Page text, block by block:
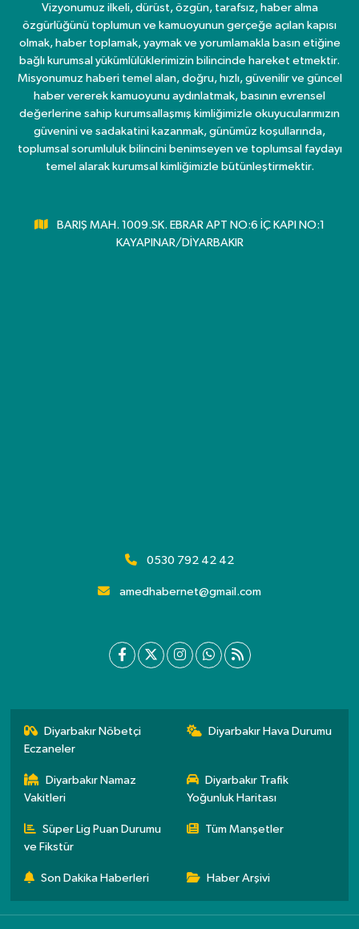
Vizyonumuz ilkeli, dürüst, özgün, tarafsız, haber alma
özgürlüğünü toplumun ve kamuoyunun gerçeğe açılan kapısı
olmak, haber toplamak, yaymak ve yorumlamakla basın etiğine
bağlı kurumsal yükümlülüklerimizin bilincinde hareket etmektir.
Misyonumuz haberi temel alan, doğru, hızlı, güvenilir ve güncel
haber vererek kamuoyunu aydınlatmak, basının evrensel
değerlerine sahip kurumsallaşmış kimliğimizle okuyucularımızın
güvenini ve sadakatini kazanmak, günümüz koşullarında,
toplumsal sorumluluk bilincini benimseyen ve toplumsal faydayı
temel alarak kurumsal kimliğimizle bütünleştirmektir.
BARIŞ MAH. 1009.SK. EBRAR APT NO:6 İÇ KAPI NO:1
KAYAPINAR/DİYARBAKIR
0530 792 42 42
amedhabernet@gmail.com
Diyarbakır Nöbetçi
Eczaneler
Diyarbakır Hava Durumu
Diyarbakır Namaz
Vakitleri
Diyarbakır Trafik
Yoğunluk Haritası
Süper Lig Puan Durumu
ve Fikstür
Tüm Manşetler
Son Dakika Haberleri Haber Arşivi